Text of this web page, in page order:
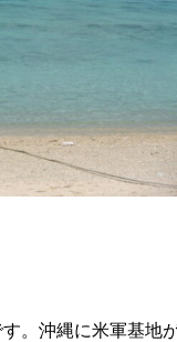
。沖縄に米軍基地